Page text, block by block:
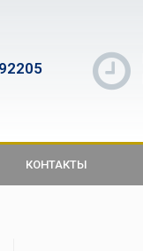
КОНТАКТЫ